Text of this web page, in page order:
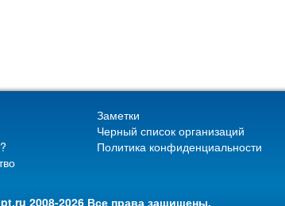
Заметки
Черный список организаций
Политика конфиденциальности
2008-2026 Все права защищены.